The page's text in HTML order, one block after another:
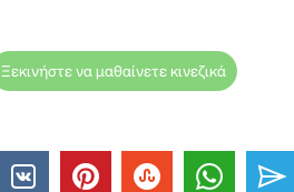
Ξεκινήστε να μαθαίνετε κινεζικά